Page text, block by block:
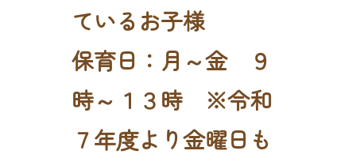
ているお子様
保育日：月～金 ９
時～１３時 ※令和
７年度より金曜日も